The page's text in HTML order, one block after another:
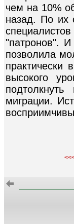
чем на 10%
назад. По их
"патронов". И
позволила
практически
высокого
миграции.